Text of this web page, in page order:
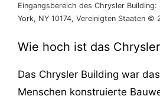
Eingangsbereich des Chrysler
York, NY 10174, Vereinigten Staaten ©
Wie hoch ist das
Das Chrysler Building war
Menschen konstruierte